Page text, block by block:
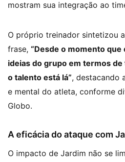
mostram sua integração ao
O próprio treinador sintetizou
frase, “Desde o momento
ideias do grupo em termos
o talento está lá”, destacando
e mental do atleta, conforme
Globo.
A eficácia do ataque com
O impacto de Jardim não se